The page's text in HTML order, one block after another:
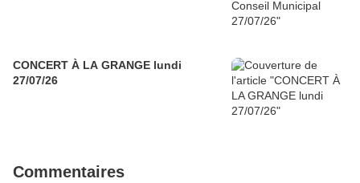
CONCERT À LA GRANGE lundi
27/07/26
Commentaires